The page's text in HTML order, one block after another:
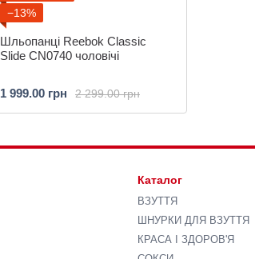
−13%
Шльопанці Reebok Classic
Slide CN0740 чоловічі
2 299.00 грн
1 999.00 грн
Каталог
ВЗУТТЯ
ШНУРКИ ДЛЯ ВЗУТТЯ
КРАСА І ЗДОРОВ'Я